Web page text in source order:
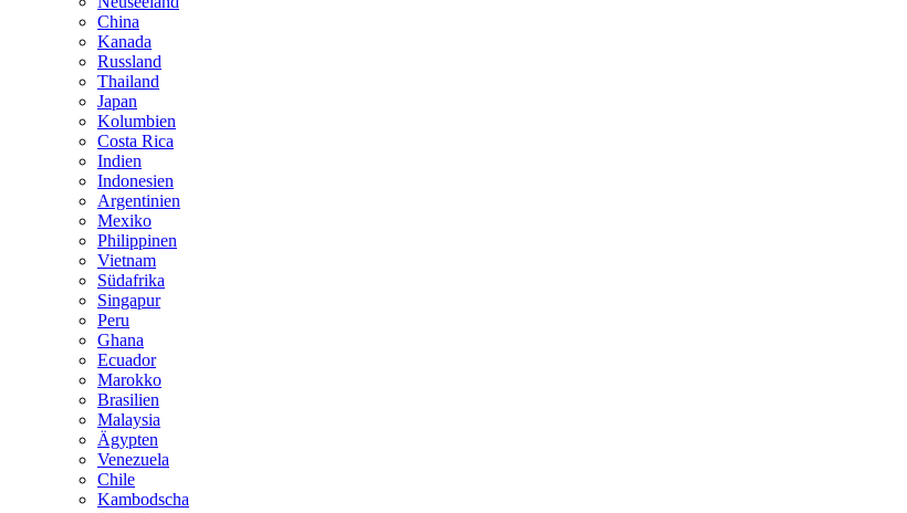
China
Kanada
Russland
Thailand
Japan
Kolumbien
Costa Rica
Indien
Indonesien
Argentinien
Mexiko
Philippinen
Vietnam
Südafrika
Singapur
Peru
Ghana
Ecuador
Marokko
Brasilien
Malaysia
Ägypten
Venezuela
Chile
Kambodscha